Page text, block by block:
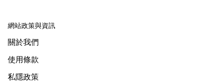
網站政策與資訊
關於我們
使用條款
私隱政策